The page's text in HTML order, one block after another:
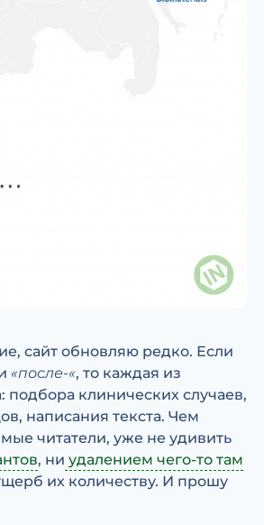
сайт обновляю редко. Если
«после-«, то каждая из
подбора клинических случаев,
написания текста. Чем
читатели, уже не удивить
, ни удалением чего-то там
их количеству. И прошу